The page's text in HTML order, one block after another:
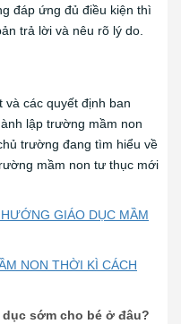
đáp ứng đủ điều kiện thì
trả lời và nêu rõ lý do.
và các quyết định ban
lập trường mầm non
trường đang tìm hiểu về
mầm non tư thục mới
GIÁO DỤC MẦM
NON THỜI KÌ CÁCH
sớm cho bé ở đâu?